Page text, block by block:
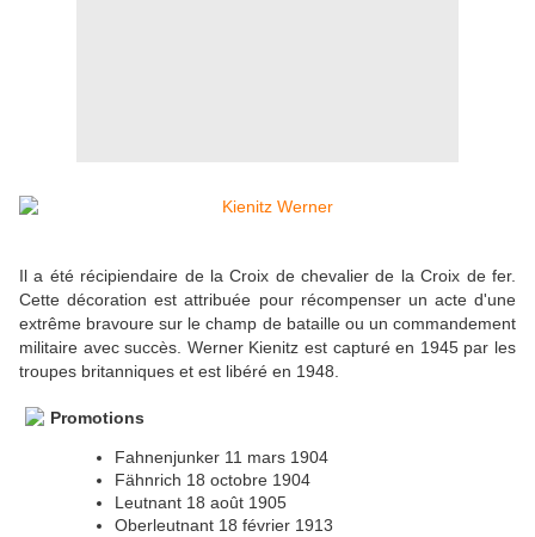
Il a été récipiendaire de la Croix de chevalier de la Croix de fer.
Cette décoration est attribuée pour récompenser un acte d'une
extrême bravoure sur le champ de bataille ou un commandement
militaire avec succès. Werner Kienitz est capturé en 1945 par les
troupes britanniques et est libéré en 1948.
Promotions
Fahnenjunker 11 mars 1904
Fähnrich 18 octobre 1904
Leutnant 18 août 1905
Oberleutnant 18 février 1913